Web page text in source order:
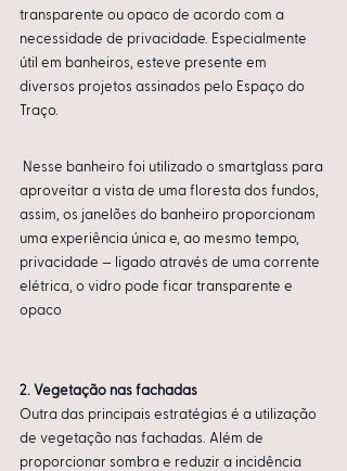
transparente ou opaco de acordo com a
necessidade de privacidade. Especialmente
útil em banheiros, esteve presente em
diversos projetos assinados pelo Espaço do
Traço.
aproveitar a vista de uma floresta dos fundos,
assim, os janelões do banheiro proporcionam
uma experiência única e, ao mesmo tempo,
privacidade — ligado através de uma corrente
elétrica, o vidro pode ficar transparente e
opaco
2. Vegetação nas fachadas
Outra das principais estratégias é a utilização
de vegetação nas fachadas. Além de
proporcionar sombra e reduzir a incidência